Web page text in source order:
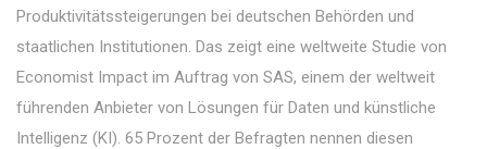
Produktivitätssteigerungen bei deutschen Behörden und
staatlichen Institutionen. Das zeigt eine weltweite Studie von
Economist Impact im Auftrag von SAS, einem der weltweit
führenden Anbieter von Lösungen für Daten und künstliche
Intelligenz (KI). 65 Prozent der Befragten nennen diesen